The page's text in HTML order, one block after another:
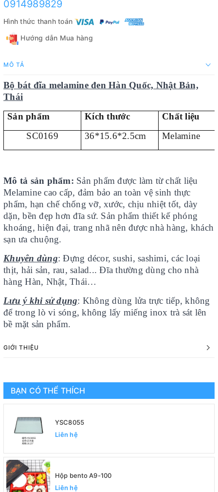
0914989829
Hình thức thanh toán
Hướng dẫn Mua hàng
MÔ TẢ
Bộ bát đĩa melamine đen Hàn Quốc, Nhật Bản,
Thái
Sản phẩm
Kích thước
Chất liệu
SC0169
36*15.6*2.5cm Melamine
Mô tả sản phẩm: Sản phẩm được làm từ chất liệu
Melamine cao cấp, đảm bảo an toàn vệ sinh thực
phẩm, hạn chế chống vỡ, xước, chịu nhiệt tốt, dày
dặn, bền đẹp hơn đĩa sứ. Sản phẩm thiết kế phóng
khoáng, hiện đại, trang nhã nên được nhà hàng, khách
sạn ưa chuộng.
Khuyên dùng: Đựng décor, sushi, sashimi, các loại
thịt, hải sản, rau, salad... Đĩa thường dùng cho nhà
hàng Hàn, Nhật, Thái…
Lưu ý khi sử dụng: Không dùng lửa trực tiếp, không
để trong lò vi sóng, không lấy miếng inox trà sát lên
bề mặt sản phẩm.
GIỚI THIỆU
BẠN CÓ THỂ THÍCH
YSC8055
Liên hệ
Hộp bento A9-100
Liên hệ